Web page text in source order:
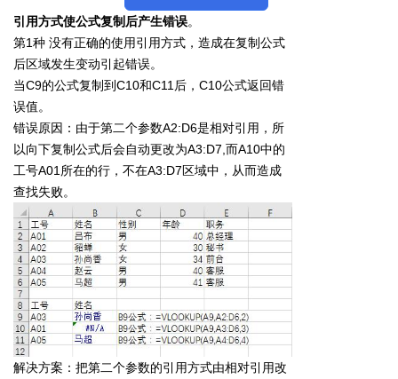
引用方式使公式复制后产生错误。
第1种 没有正确的使用引用方式，造成在复制公式
后区域发生变动引起错误。
当C9的公式复制到C10和C11后，C10公式返回错
误值。
错误原因：由于第二个参数A2:D6是相对引用，所
以向下复制公式后会自动更改为A3:D7,而A10中的
工号A01所在的行，不在A3:D7区域中，从而造成
查找失败。
解决方案：把第二个参数的引用方式由相对引用改